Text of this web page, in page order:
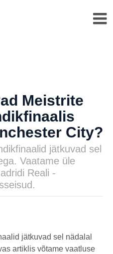
Meistrite
City?
jätkuvad sel
Vaatame üle
Reali -
jätkuvad sel nädalal
artiklis võtame vaatluse